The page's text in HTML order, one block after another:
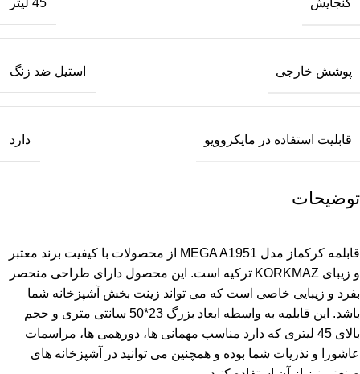
توضیحات
قابلمه کرکماز
مدل MEGA A1951 از محصولات با کیفیت برند معتبر
و زیبای KORKMAZ ترکیه است. این محصول دارای طراحی منحصر
بفرد و زیبایی خاصی است که می تواند زینت بخش آشپزخانه شما
باشد. این قابلمه به واسطه ابعاد بزرگ 23*50 سانتی متری و حجم
بالای 45 لیتری که دارد مناسب مهمانی ها، دورهمی ها، مراسمات
عاشورا و نذریات شما بوده و همچنین می توانید در آشپزخانه های
45 لیتر
پوشش خارجی استیل ضد زنگ
قابلیت استفاده در مایکروویو دارد